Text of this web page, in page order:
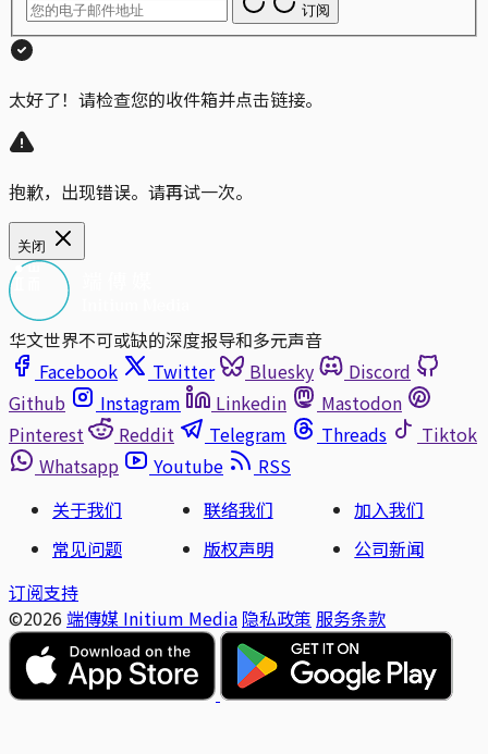
订阅
太好了！请检查您的收件箱并点击链接。
抱歉，出现错误。请再试一次。
关闭
华文世界不可或缺的深度报导和多元声音
Facebook
Twitter Bluesky
Discord
Github
Instagram Linkedin
Mastodon
Pinterest
Reddit Telegram Threads
Tiktok
Whatsapp
Youtube
RSS
关于我们
联络我们
加入我们
常见问题
版权声明
公司新闻
订阅支持
©2026 端傳媒 Initium Media 隐私政策 服务条款